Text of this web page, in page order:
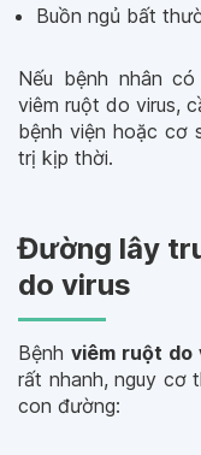
Buồn ngủ bất
Nếu bệnh nhân
viêm ruột do virus,
bệnh viện hoặc cơ
trị kịp thời.
Đường lây
do virus
Bệnh viêm ruột do
rất nhanh, nguy cơ
con đường: